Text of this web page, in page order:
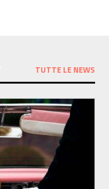
TUTTE LE NEWS